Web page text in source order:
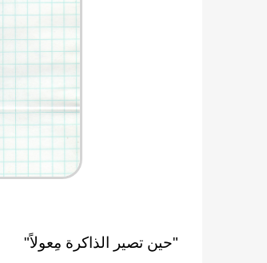
"حين تصير الذاكرة مِعولاً"